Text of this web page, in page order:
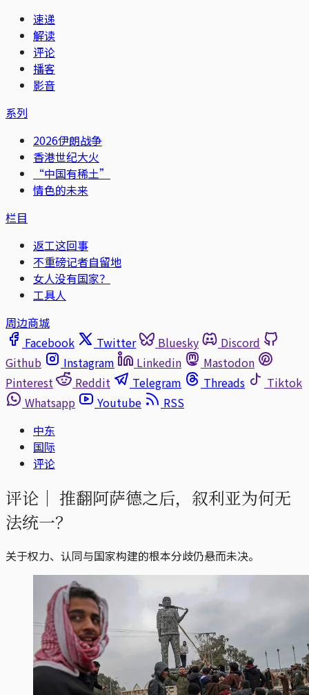
速递
解读
评论
播客
影音
系列
2026伊朗战争
香港世纪大火
“中国有稀土”
情色的未来
栏目
返工这回事
不重磅记者自留地
女人没有国家？
工具人
周边商城
Facebook
Twitter Bluesky
Discord
Github
Instagram Linkedin
Mastodon
Pinterest
Reddit Telegram Threads
Tiktok
Whatsapp
Youtube
RSS
中东
国际
评论
评论｜ 推翻阿萨德之后，叙利亚为何无
法统一？
关于权力、认同与国家构建的根本分歧仍悬而未决。